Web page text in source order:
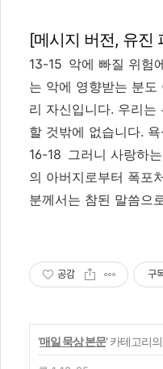
[메시지 버전, 유진
13-15 악에 빠질 위험
는 악에 영향받는 분
리 자신입니다. 우리
할 것밖에 없습니다.
16-18 그러니 사랑하
의 아버지로부터 폭포
분께서는 참된 말씀으
공감 구
'매일 묵상 본문' 카테고리